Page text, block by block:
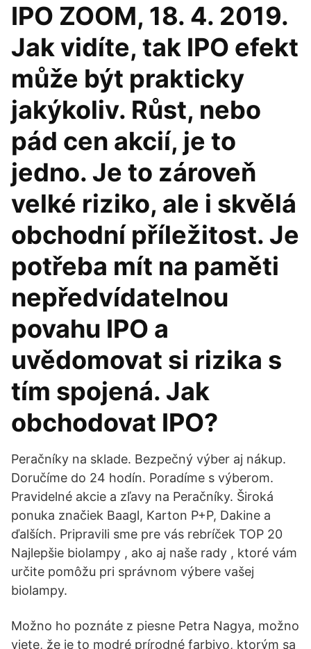
IPO ZOOM, 18. 4. 2019.
Jak vidíte, tak IPO efekt
může být prakticky
jakýkoliv. Růst, nebo
pád cen akcií, je to
jedno. Je to zároveň
velké riziko, ale i skvělá
obchodní příležitost. Je
potřeba mít na paměti
nepředvídatelnou
povahu IPO a
uvědomovat si rizika s
tím spojená. Jak
obchodovat IPO?
Peračníky na sklade. Bezpečný výber aj nákup.
Doručíme do 24 hodín. Poradíme s výberom.
Pravidelné akcie a zľavy na Peračníky. Široká
ponuka značiek Baagl, Karton P+P, Dakine a
ďalších. Pripravili sme pre vás rebríček TOP 20
Najlepšie biolampy , ako aj naše rady , ktoré vám
určite pomôžu pri správnom výbere vašej
biolampy.
Možno ho poznáte z piesne Petra Nagya, možno
viete, že je to modré prírodné farbivo, ktorým sa